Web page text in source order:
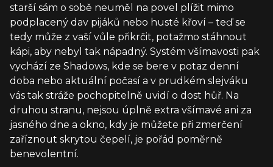
starší sám o sobě neuměl na povel plížit mimo
podplacený dav pijáků nebo husté křoví – teď se
tedy může z vaší vůle přikrčit, potažmo stáhnout
kápi, aby nebyl tak nápadný. Systém všímavosti pak
vychází ze Shadows, kde se bere v potaz denní
doba nebo aktuální počasí a v prudkém slejváku
vás tak stráže pochopitelně uvidí o dost hůř. Na
druhou stranu, nejsou úplně extra všímavé ani za
jasného dne a okno, kdy je můžete při zmerčení
zaříznout skrytou čepelí, je pořád poměrně
benevolentní.